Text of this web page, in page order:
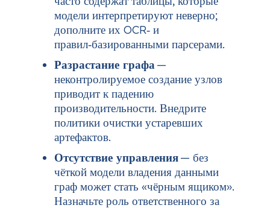
модели интерпретируют неверно;
дополните их OCR‑ и
правил‑базированными парсерами.
Разрастание графа —
неконтролируемое создание узлов
приводит к падению
производительности. Внедрите
политики очистки устаревших
артефактов.
Отсутствие управления— без
чёткой модели владения данными
граф может стать «чёрным ящиком».
Назначьте роль ответственного за